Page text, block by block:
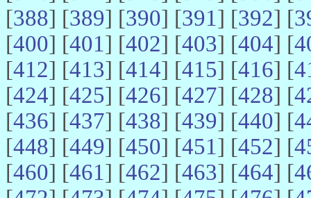
[388] [389] [390] [391] [392] [
[400] [401] [402] [403] [404] [
[412] [413] [414] [415] [416] [
[424] [425] [426] [427] [428] [
[436] [437] [438] [439] [440] [
[448] [449] [450] [451] [452] [
[460] [461] [462] [463] [464] [